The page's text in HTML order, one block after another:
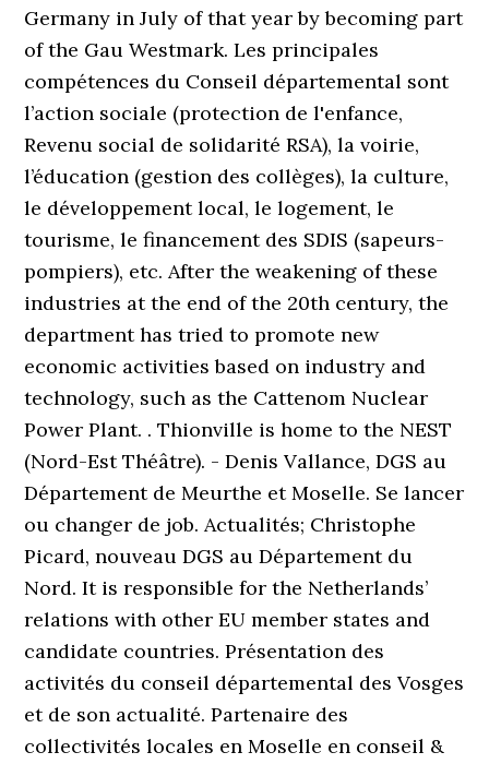
Germany in July of that year by becoming part
of the Gau Westmark. Les principales
compétences du Conseil départemental sont
l’action sociale (protection de l'enfance,
Revenu social de solidarité RSA), la voirie,
l’éducation (gestion des collèges), la culture,
le développement local, le logement, le
tourisme, le financement des SDIS (sapeurs-
pompiers), etc. After the weakening of these
industries at the end of the 20th century, the
department has tried to promote new
economic activities based on industry and
technology, such as the Cattenom Nuclear
Power Plant. . Thionville is home to the NEST
(Nord-Est Théâtre). - Denis Vallance, DGS au
Département de Meurthe et Moselle. Se lancer
ou changer de job. Actualités; Christophe
Picard, nouveau DGS au Département du
Nord. It is responsible for the Netherlands’
relations with other EU member states and
candidate countries. Présentation des
activités du conseil départemental des Vosges
et de son actualité. Partenaire des
collectivités locales en Moselle en conseil &